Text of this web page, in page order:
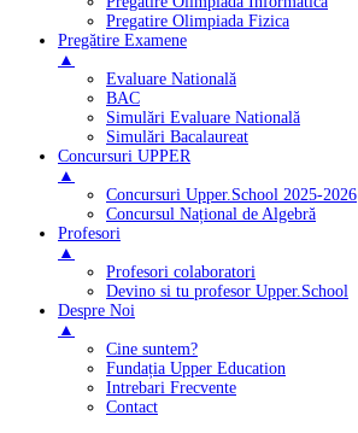
Pregatire Olimpiada Fizica
Pregătire Examene
▲
Evaluare Natională
BAC
Simulări Evaluare Natională
Simulări Bacalaureat
Concursuri UPPER
▲
Concursuri Upper.School 2025-2026
Concursul Național de Algebră
Profesori
▲
Profesori colaboratori
Devino si tu profesor Upper.School
Despre Noi
▲
Cine suntem?
Fundația Upper Education
Intrebari Frecvente
Contact